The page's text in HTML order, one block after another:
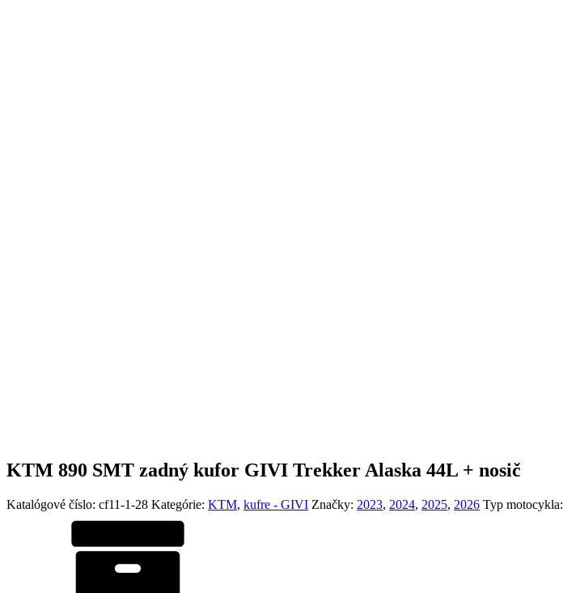
KTM 890 SMT zadný kufor GIVI Trekker Alaska 44L + nosič
Katalógové číslo: cf11-1-28 Kategórie: KTM, kufre - GIVI Značky: 2023, 2024, 2025, 2026 Typ motocykla: